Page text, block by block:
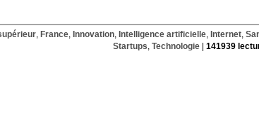
, France, Innovation, Intelligence artificielle, Internet,
Startups Technologie| 141939